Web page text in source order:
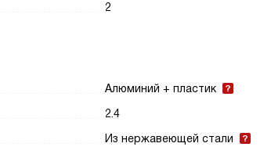
2
Алюминий + пластик
2.4
Из нержавеющей стали